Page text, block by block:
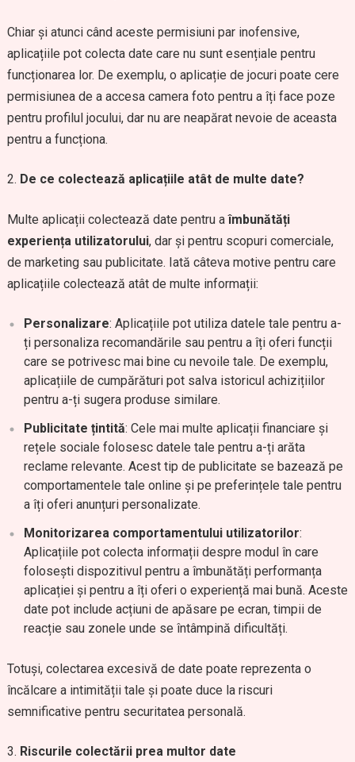
Chiar și atunci când aceste permisiuni par inofensive,
aplicațiile pot colecta date care nu sunt esențiale pentru
funcționarea lor. De exemplu, o aplicație de jocuri poate cere
permisiunea de a accesa camera foto pentru a îți face poze
pentru profilul jocului, dar nu are neapărat nevoie de aceasta
pentru a funcționa.
De ce colectează aplicațiile atât de multe date?
Multe aplicații colectează date pentru aîmbunătăți
experiența utilizatorului, dar și pentru scopuri comerciale,
de marketing sau publicitate. Iată câteva motive pentru care
aplicațiile colectează atât de multe informații:
Personalizare: Aplicațiile pot utiliza datele tale pentru a-
ți personaliza recomandările sau pentru a îți oferi funcții
care se potrivesc mai bine cu nevoile tale. De exemplu,
aplicațiile de cumpărături pot salva istoricul achizițiilor
pentru a-ți sugera produse similare.
Publicitate țintită: Cele mai multe aplicații financiare și
rețele sociale folosesc datele tale pentru a-ți arăta
reclame relevante. Acest tip de publicitate se bazează pe
comportamentele tale online și pe preferințele tale pentru
a îți oferi anunțuri personalizate.
Monitorizarea comportamentului utilizatorilor:
Aplicațiile pot colecta informații despre modul în care
folosești dispozitivul pentru a îmbunătăți performanța
aplicației și pentru a îți oferi o experiență mai bună. Aceste
date pot include acțiuni de apăsare pe ecran, timpii de
reacție sau zonele unde se întâmpină dificultăți.
Totuși, colectarea excesivă de date poate reprezenta o
încălcare a intimității tale și poate duce la riscuri
semnificative pentru securitatea personală.
Riscurile colectării prea multor date